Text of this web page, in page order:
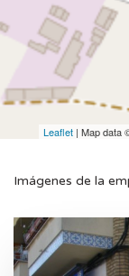
Leaflet | Map data
Imágenes de la